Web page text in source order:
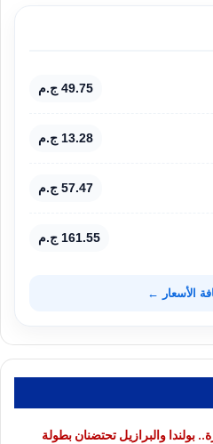
49.75 ج.م
13.28 ج.م
57.47 ج.م
161.55 ج.م
الأسعار ←
بولندا والبرازيل تحتضنان بطولة